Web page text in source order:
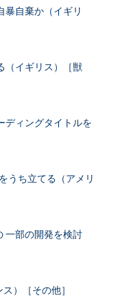
暴自棄か（イギリ
（イギリス）［獣
ディングタイトルを
うち立てる（アメリ
一部の開発を検討
）［その他］